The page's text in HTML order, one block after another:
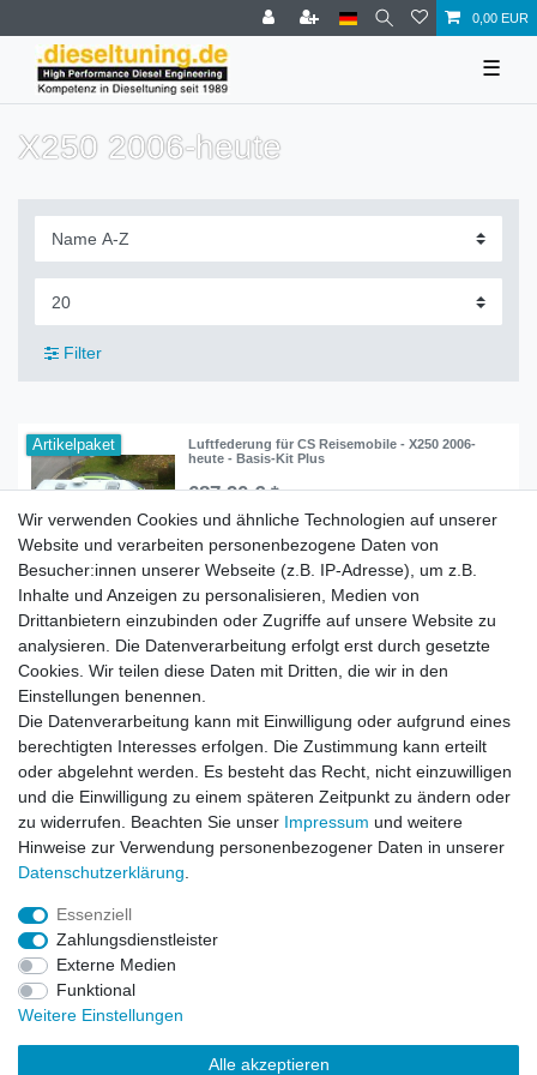
0,00 EUR
☰
X250 2006-heute
Filter
Artikelpaket
Luftfederung für CS Reisemobile - X250 2006-
heute - Basis-Kit Plus
687,90 € *
In den Warenkorb
Zahlung und Versand
Impressum Daten­schutz­erklärung AGB
Barrierefreiheitserklärung Widerrufs­recht
Vertrag widerrufen
© Copyright 2026 | Alle Rechte vorbehalten.
Wir verwenden Cookies und ähnliche Technologien auf unserer
Website und verarbeiten personenbezogene Daten von
Besucher:innen unserer Webseite (z.B. IP-Adresse), um z.B.
Inhalte und Anzeigen zu personalisieren, Medien von
Drittanbietern einzubinden oder Zugriffe auf unsere Website zu
analysieren. Die Datenverarbeitung erfolgt erst durch gesetzte
Cookies. Wir teilen diese Daten mit Dritten, die wir in den
Einstellungen benennen.
Die Datenverarbeitung kann mit Einwilligung oder aufgrund eines
berechtigten Interesses erfolgen. Die Zustimmung kann erteilt
oder abgelehnt werden. Es besteht das Recht, nicht einzuwilligen
und die Einwilligung zu einem späteren Zeitpunkt zu ändern oder
zu widerrufen. Beachten Sie unser Impressum und weitere
Hinweise zur Verwendung personenbezogener Daten in unserer
Daten­schutz­erklärung
Essenziell
Zahlungsdienstleister
Externe Medien
Funktional
Weitere Einstellungen
Alle akzeptieren